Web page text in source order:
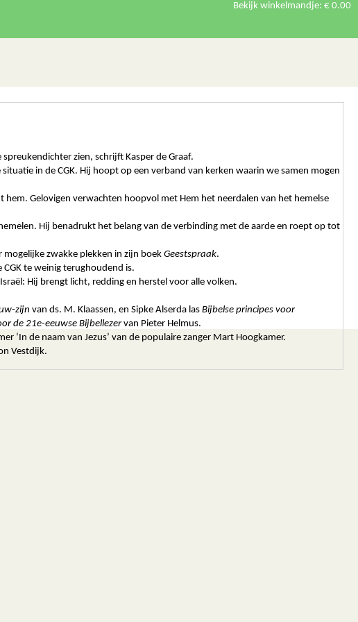
Bekijk winkelmandje: € 0.00
zien, schrijft Kasper de Graaf.
in de CGK. Hij hoopt op een verband van kerken waarin we samen mogen
Gelovigen verwachten hoopvol met Hem het neerdalen van het hemelse
Hij benadrukt het belang van de verbinding met de aarde en roept op tot
mogelijke zwakke plekken in zijn boek Geestspraak.
te weinig terughoudend is.
Hij brengt licht, redding en herstel voor alle volken.
zijn van ds. M. Klaassen, en Sipke Alserda las Bijbelse principes voor
de 21e-eeuwse Bijbellezervan Pieter Helmus.
‘In de naam van Jezus’ van de populaire zanger Mart Hoogkamer.
Vestdijk.